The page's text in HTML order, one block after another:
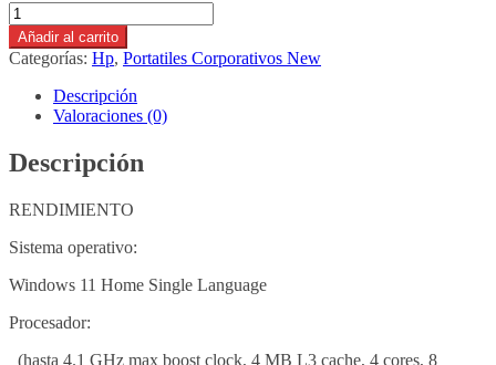
PORTATIL
HP
AMD
Ryzen™
7320U
cantidad
Añadir al carrito
Categorías: Hp, Portatiles Corporativos New
Descripción
Valoraciones (0)
Descripción
RENDIMIENTO
Sistema operativo:
Windows 11 Home Single Language
Procesador:
(hasta 4.1 GHz max boost clock, 4 MB L3 cache, 4 cores, 8